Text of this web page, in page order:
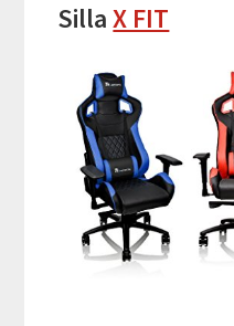
SillaX FIT